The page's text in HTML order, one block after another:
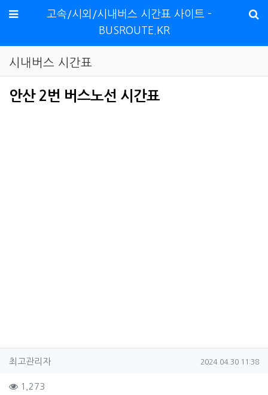
메뉴
고속/시외/시내버스 시간표 사이트 -
BUSROUTE.KR
시내버스 시간표
안산 2번 버스노선 시간표
작성자 정보
최고관리자작성 작성일
2024.04.30 11:38
컨텐츠 정보
1,273